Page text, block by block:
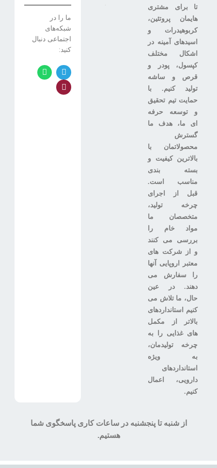
تا برای مشتری
هایمان پروتئین،
کربوهیدرات و
اسیدهای آمینه در
اشکال مختلف
کپسول، پودر و
قرص و ساشه
تولید کنیم. با
حمایت تیم تحقیق
و توسعه حرفه
ای ما، هدف ما
گسترش
محصولاتمان با
بالاترین کیفیت و
بسته بندی
مناسب است.
قبل از اجرای
چرخه تولید،
متخصصان ما
مواد خام را
بررسی می کنند
و از شرکت های
معتبر اروپایی آنها
را سفارش می
دهند. در عین
حال، ما تلاش می
کنیم استانداردهای
بالاتر از مکمل
های غذایی را به
چرخه تولیدمان،
به ویژه
استانداردهای
دارویی، اعمال
کنیم.
ما را در
شبکه‌های
اجتماعی دنبال
کنید:
از شنبه تا پنجشنبه در ساعات کاری پاسخگوی شما
هستیم.